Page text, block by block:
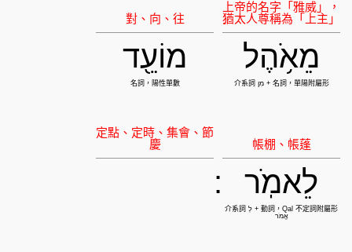
מֵאֹ֥הֶל מוֹעֵ֖ד
לֵאמֹֽר :